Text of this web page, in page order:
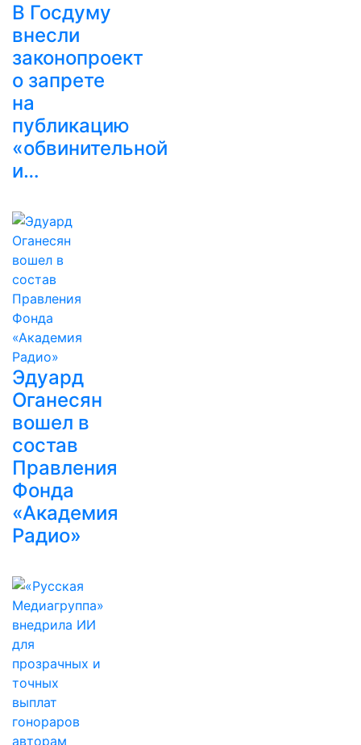
В Госдуму
внесли
законопроект
о запрете
на
публикацию
«обвинительной
и…
Эдуард
Оганесян
вошел в
состав
Правления
Фонда
«Академия
Радио»